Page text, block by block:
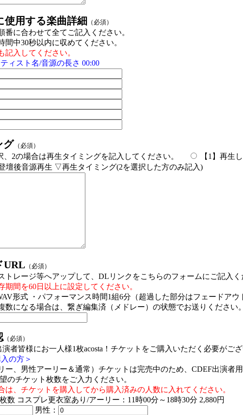
用する楽曲詳細 （必須）
番に合わせて全てご記入ください。
中30秒以内に収めてください。
入してください。
ィスト名/音源の長さ 00:00
グ （必須）
、2の場合は再生タイミングを記入してください。
【1】再生
壇後音源再生 ▽再生タイミング(2を選択した方のみ記入)
URL （必須）
トレージ等へアップして、DLリンクをこちらのフォームにご記入く
期間を60日以上に設定してください。
形式 ・パフォーマンス時間1組6分（超過した部分はフェードア
数になる場合は、繋ぎ編集済（メドレー）の状態でお送りください。
（必須）
演者皆様にお一人様1枚acosta！チケットをご購入いただく必要がご
の方＞
ー、男性アーリー＆通常）チケットは完売中のため、CDEF出演者
のチケット枚数をご入力ください。
、チケットを購入してから購入済みの人数に入れてください。
コスプレ更衣室あり/アーリー：11時00分～18時30分 2,880円
男性：